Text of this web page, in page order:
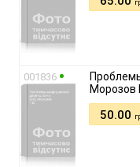
001836
Морозов
50.00